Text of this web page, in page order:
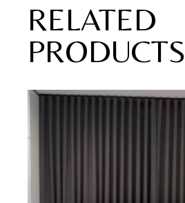
RELATED
PRODUCTS